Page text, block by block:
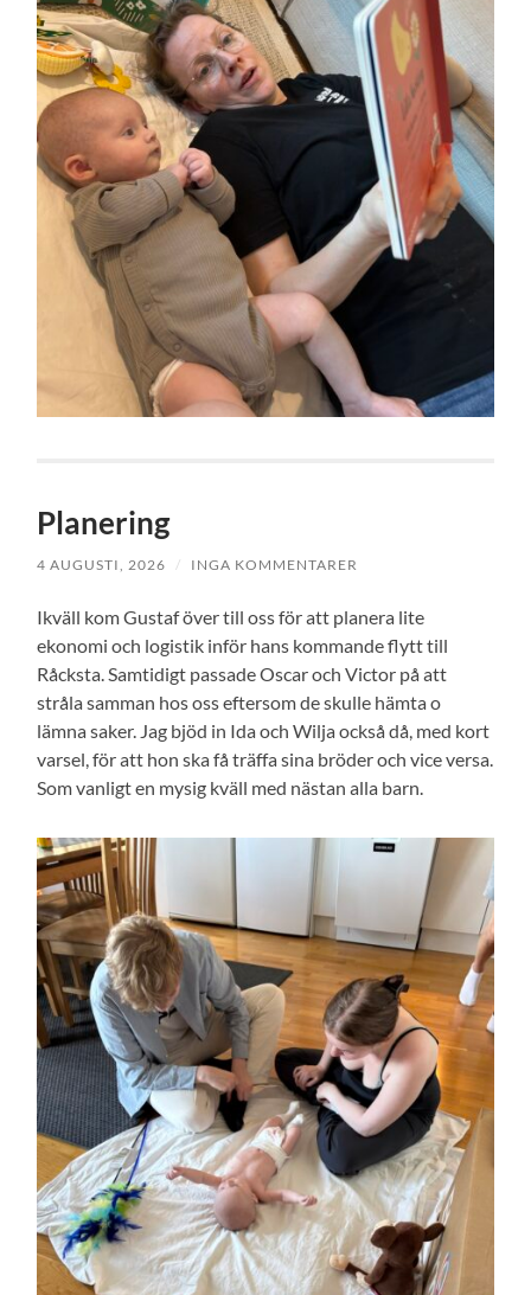
Planering
4 AUGUSTI, 2026 / INGA KOMMENTARER
Ikväll kom Gustaf över till oss för att planera lite
ekonomi och logistik inför hans kommande flytt till
Råcksta. Samtidigt passade Oscar och Victor på att
stråla samman hos oss eftersom de skulle hämta o
lämna saker. Jag bjöd in Ida och Wilja också då, med kort
varsel, för att hon ska få träffa sina bröder och vice versa.
Som vanligt en mysig kväll med nästan alla barn.